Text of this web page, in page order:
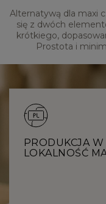
Alternatywą dla maxi
się z dwóch
krótkiego,
Prostota i
PRODUKCJA
LOKALNOŚĆ